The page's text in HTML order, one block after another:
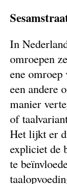
In
omroepen
ene omroep
een andere
manier
of
Het lijkt er
expliciet de
te